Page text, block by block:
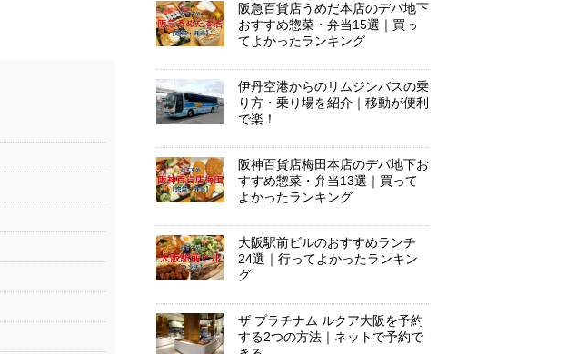
阪急百貨店うめだ本店のデパ地下
おすすめ惣菜・弁当15選｜買っ
てよかったランキング
伊丹空港からのリムジンバスの乗
り方・乗り場を紹介｜移動が便利
で楽！
阪神百貨店梅田本店のデパ地下お
すすめ惣菜・弁当13選｜買って
よかったランキング
大阪駅前ビルのおすすめランチ
24選｜行ってよかったランキン
グ
ザ プラチナム ルクア大阪を予約
する2つの方法｜ネットで予約で